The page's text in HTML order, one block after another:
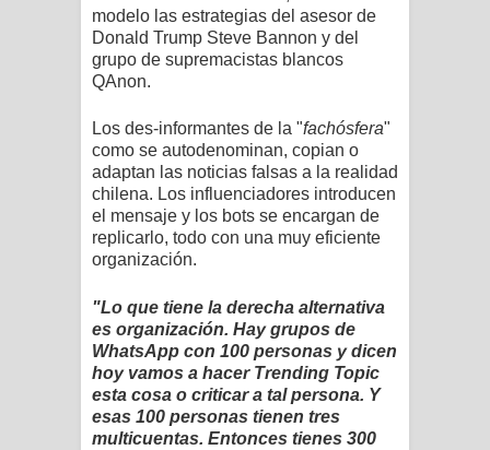
modelo las estrategias del asesor de
Donald Trump Steve Bannon y del
grupo de supremacistas blancos
QAnon.
Los des-informantes de la "fachósfera"
como se autodenominan, copian o
adaptan las noticias falsas a la realidad
chilena. Los influenciadores introducen
el mensaje y los bots se encargan de
replicarlo, todo con una muy eficiente
organización.
"Lo que tiene la derecha alternativa
es organización. Hay grupos de
WhatsApp con 100 personas y dicen
hoy vamos a hacer Trending Topic
esta cosa o criticar a tal persona. Y
esas 100 personas tienen tres
multicuentas. Entonces tienes 300